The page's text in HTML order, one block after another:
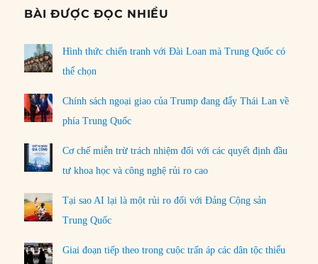
BÀI ĐƯỢC ĐỌC NHIỀU
Hình thức chiến tranh với Đài Loan mà Trung Quốc có
thể chọn
Chính sách ngoại giao của Trump đang đẩy Thái Lan về
phía Trung Quốc
Cơ chế miễn trừ trách nhiệm đối với các quyết định đầu
tư khoa học và công nghệ rủi ro cao
Tại sao AI lại là một rủi ro đối với Đảng Cộng sản
Trung Quốc
Giai đoạn tiếp theo trong cuộc trấn áp các dân tộc thiểu